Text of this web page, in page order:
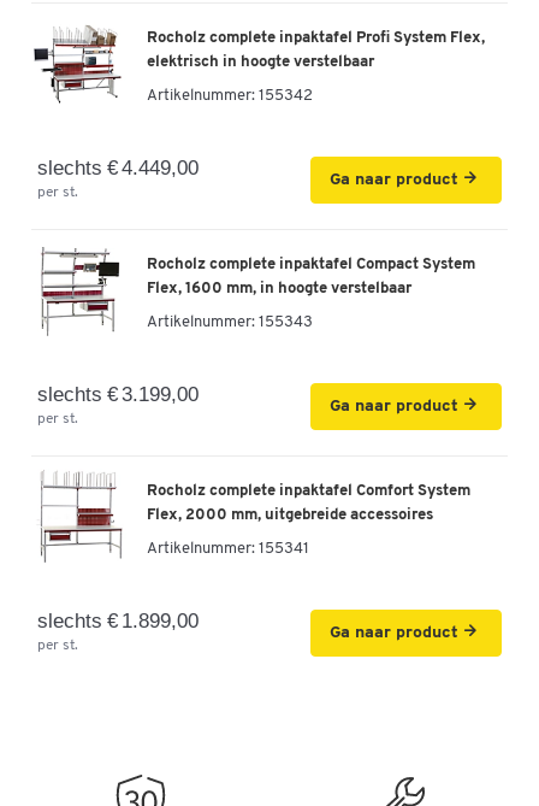
Rocholz complete inpaktafel Profi System Flex,
elektrisch in hoogte verstelbaar
Artikelnummer: 155342
slechts € 4.449,00
per st.
Ga naar product
Rocholz complete inpaktafel Compact System
Flex, 1600 mm, in hoogte verstelbaar
Artikelnummer: 155343
slechts € 3.199,00
per st.
Ga naar product
Rocholz complete inpaktafel Comfort System
Flex, 2000 mm, uitgebreide accessoires
Artikelnummer: 155341
slechts € 1.899,00
per st.
Ga naar product